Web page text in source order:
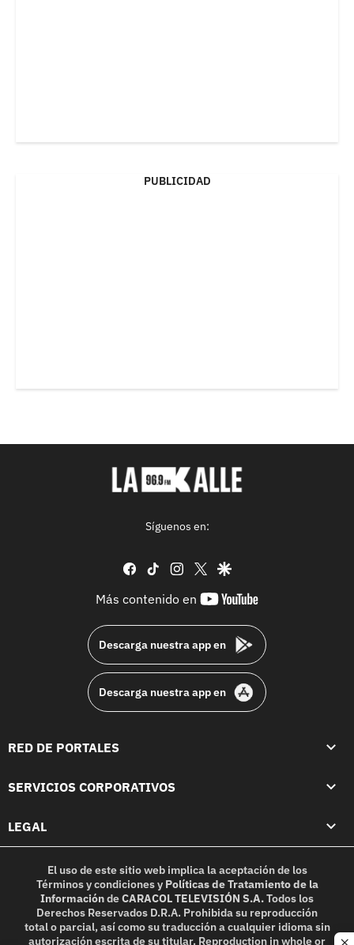
PUBLICIDAD
Síguenos en:
facebook
tiktok instagram
twittergoogle
Más contenido en
youtube-
Descarga nuestra app en
Descarga nuestra app en
RED DE PORTALES
SERVICIOS CORPORATIVOS
LEGAL
El uso de este sitio web implica la aceptación de los
Términos y condicionesy Políticas de Tratamiento de la
InformacióndeCARACOL TELEVISIÓN S.A.Todos los
Derechos Reservados D.R.A. Prohibida su reproducción
total o parcial, así como su traducción a cualquier idioma sin
autorización escrita de su titular. Reproduction in whole or